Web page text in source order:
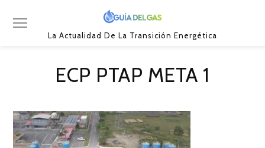
La Actualidad De La Transición Energética
ECP PTAP META 1